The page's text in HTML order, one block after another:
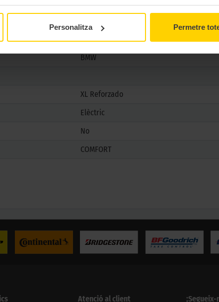
Personalitza Permetre
No
BMW
XL Reforzado
Elèctric
No
COMFORT
Atenció al client ¡Segueix-